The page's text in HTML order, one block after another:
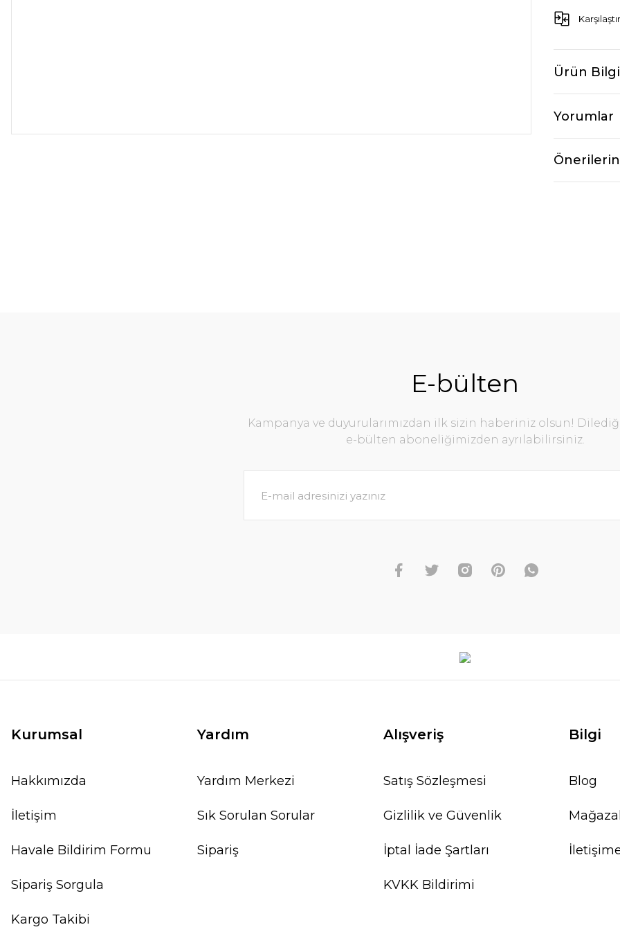
Karşılaştır
Ürün
Yorumlar
E-bülten
Kampanya ve duyurularımızdan ilk sizin haberiniz olsun!
e-bülten aboneliğimizden ayrılabilirsiniz.
Kurumsal
Hakkımızda
İletişim
Havale Bildirim Formu
Sipariş Sorgula
Kargo Takibi
Yardım
Yardım Merkezi
Sık Sorulan Sorular
Sipariş
Alışveriş
Satış Sözleşmesi
Gizlilik ve Güvenlik
İptal İade Şartları
KVKK Bildirimi
Bilgi
Blog